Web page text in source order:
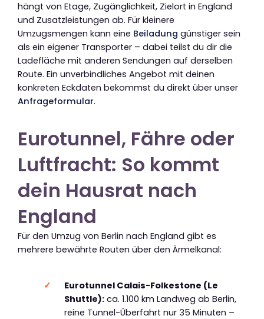
hängt von Etage, Zugänglichkeit, Zielort in England
und Zusatzleistungen ab. Für kleinere
Umzugsmengen kann eine Beiladung günstiger sein
als ein eigener Transporter – dabei teilst du dir die
Ladefläche mit anderen Sendungen auf derselben
Route. Ein unverbindliches Angebot mit deinen
konkreten Eckdaten bekommst du direkt über unser
Anfrageformular.
Eurotunnel, Fähre oder
Luftfracht: So kommt
dein Hausrat nach
England
Für den Umzug von Berlin nach England gibt es
mehrere bewährte Routen über den Ärmelkanal:
Eurotunnel Calais-Folkestone (Le
Shuttle):ca. 1.100 km Landweg ab Berlin,
reine Tunnel-Überfahrt nur 35 Minuten –